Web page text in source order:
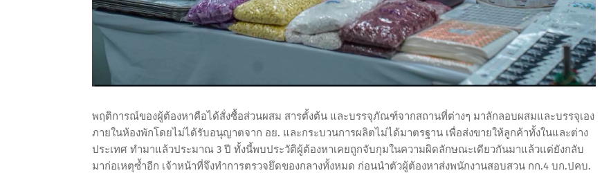
พฤติการณ์ของผู้ต้องหาคือได้สั่งซื้อส่วนผสม สารตั้งต้น และบรรจุภัณฑ์จากสถานที่ต่างๆ มาลักลอบผสมและบรรจุเอง
ภายในห้องพักโดยไม่ได้รับอนุญาตจาก อย. และกระบวนการผลิตไม่ได้มาตรฐาน เพื่อส่งขายให้ลูกค้าทั้งในและต่าง
ประเทศ ทำมาแล้วประมาณ 3 ปี ทั้งนี้พบประวัติผู้ต้องหาเคยถูกจับกุมในความผิดลักษณะเดียวกันมาแล้วแต่ยังกลับ
มาก่อเหตุซ้ำอีก เจ้าหน้าที่จึงทำการตรวจยึดของกลางทั้งหมด ก่อนนำตัวผู้ต้องหาส่งพนักงานสอบสวน กก.4 บก.ปคบ.